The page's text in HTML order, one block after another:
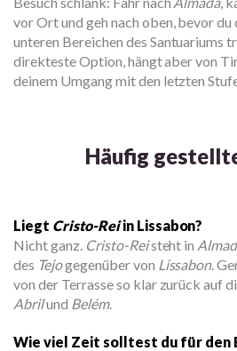
vor Ort und geh nach oben, bevor du
unteren Bereichen des Santuariums
direkteste Option, hängt aber von
deinem Umgang mit den letzten
Häufig
Liegt Cristo-Reiin Lissabon?
Nicht ganz. Cristo-Reisteht in
des Tejogegenüber von Lissabon.
von der Terrasse so klar zurück auf
Abrilund Belém.
Wie viel Zeit solltest du für den